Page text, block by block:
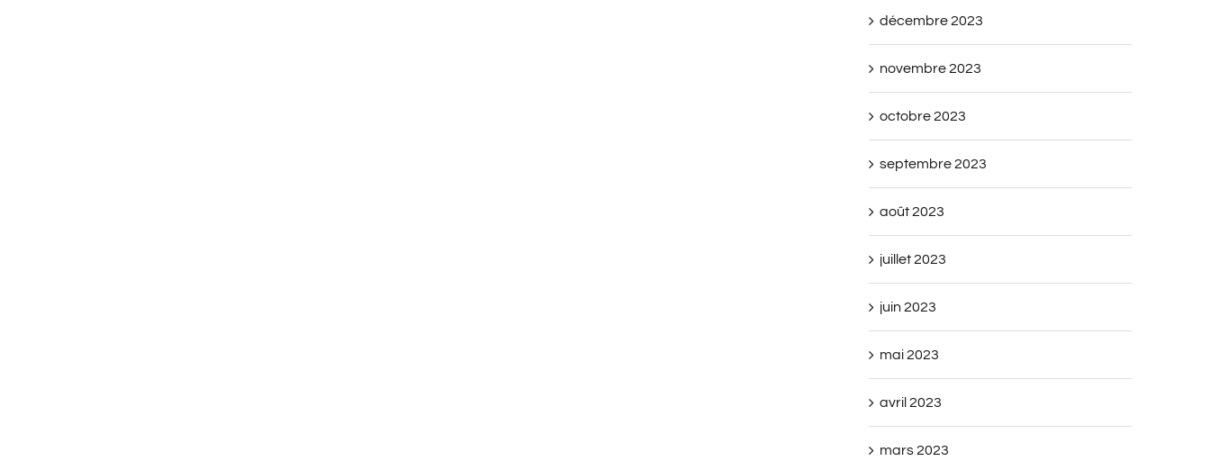
décembre 2023
novembre 2023
octobre 2023
septembre 2023
août 2023
juillet 2023
juin 2023
mai 2023
avril 2023
mars 2023